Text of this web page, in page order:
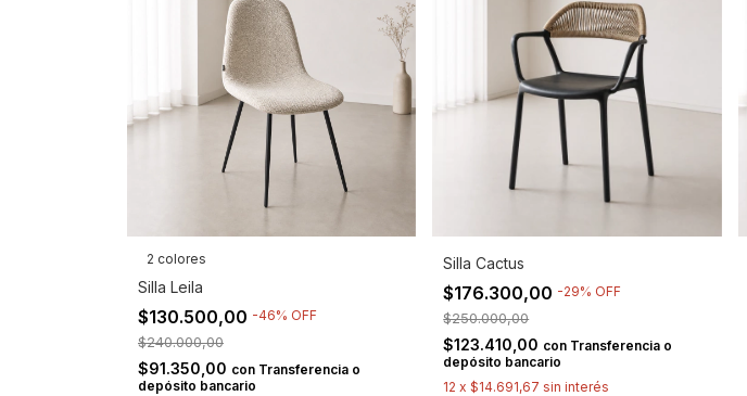
2 colores
Silla Leila
$130.500,00 -46% OFF
$240.000,00
$91.350,00 con Transferencia o
depósito bancario
Silla Cactus
$176.300,00 -29% OFF
$250.000,00
$123.410,00 con Transferencia o
depósito bancario
12 x$14.691,67 sin interés